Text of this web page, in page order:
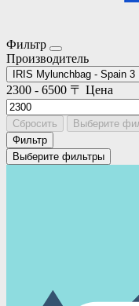
Фильтр
Производитель
IRIS Mylunchbag - Spain 3
2300 - 6500 〒 Цена
Сбросить
Выберите
Фильтр
Выберите фильтры